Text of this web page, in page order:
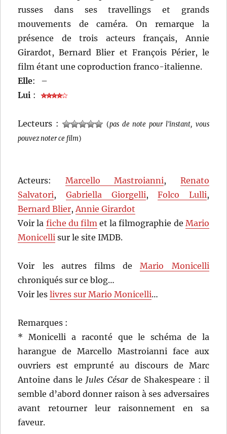
russes dans ses travellings et grands
mouvements de caméra. On remarque la
présence de trois acteurs français, Annie
Girardot, Bernard Blier et François Périer, le
film étant une coproduction franco-italienne.
Elle:
–
Lui :
Lecteurs : (pas de note pour l'instant, vous
pouvez noter ce film)
Acteurs: Marcello Mastroianni, Renato
Salvatori, Gabriella Giorgelli,Folco Lulli,
Bernard Blier, Annie Girardot
Voir la fiche du film et la filmographie de Mario
Monicelli sur le site IMDB.
Voir les autres films deMario Monicelli
chroniqués sur ce blog…
Voir leslivres sur Mario Monicelli…
Remarques :
* Monicelli a raconté que le schéma de la
harangue de Marcello Mastroianni face aux
ouvriers est emprunté au discours de Marc
Antoine dans le Jules Césarde Shakespeare : il
semble d’abord donner raison à ses adversaires
avant retourner leur raisonnement en sa
faveur.